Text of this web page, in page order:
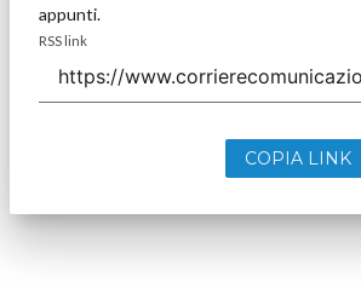
appunti.
RSS link
COPIA LINK